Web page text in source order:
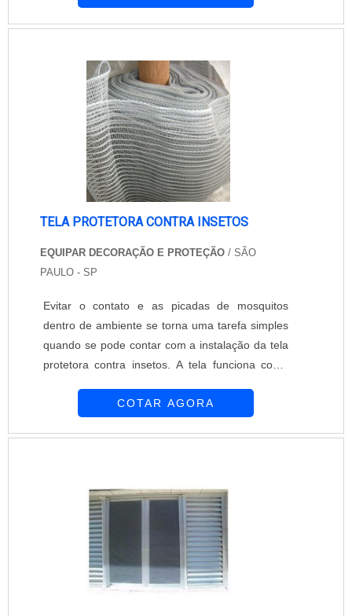
vista o tamanho que será necessário e o tip....
TELA PROTETORA CONTRA INSETOS
EQUIPAR DECORAÇÃO E PROTEÇÃO / SÃO
PAULO - SP
Evitar o contato e as picadas de mosquitos
dentro de ambiente se torna uma tarefa simples
quando se pode contar com a instalação da tela
protetora contra insetos. A tela funciona como
mas permite a passagem do ar e da
tela não prejudica o projeto visual do ambiente.
COTAR AGORA